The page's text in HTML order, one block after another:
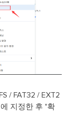
/ FAT32 / EXT2
지정한 후 "확